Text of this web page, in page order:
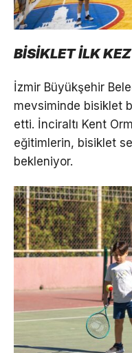
BİSİKLET İLK
İzmir Büyükşehir
mevsiminde bisiklet
etti. İnciraltı Kent
eğitimlerin, bisiklet
bekleniyor.